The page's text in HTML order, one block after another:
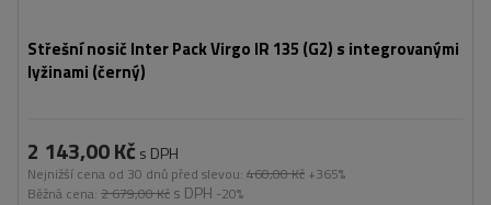
Střešní nosič Inter Pack Virgo IR 135 (G2) s integrovanými
lyžinami (černý)
2 143,00 Kč s DPH
Nejnižší cena od 30 dnů před slevou: 460,00 Kč +365%
Běžná cena: 2 679,00 Kč s DPH -20%